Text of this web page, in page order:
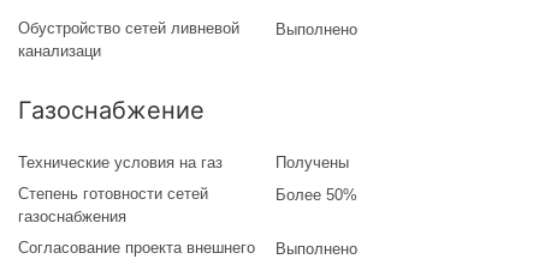
Обустройство сетей ливневой
канализаци
Выполнено
Газоснабжение
Технические условия на газ
Получены
Степень готовности сетей
газоснабжения
Более 50%
Согласование проекта внешнего
Выполнено